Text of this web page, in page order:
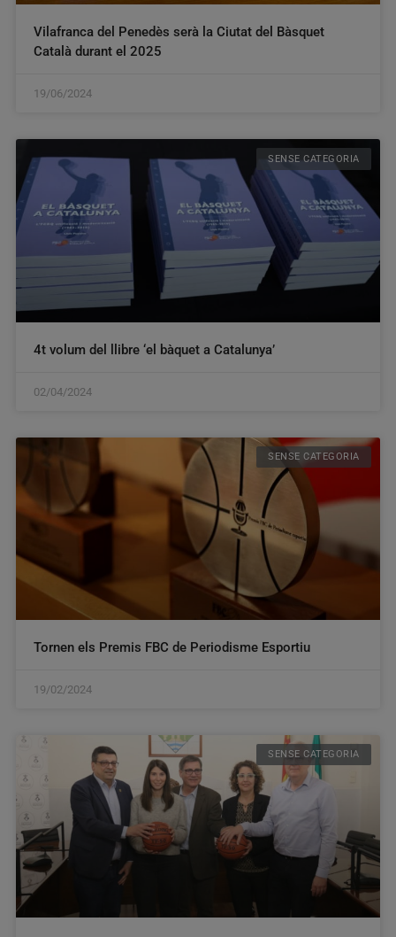
Vilafranca del Penedès serà la Ciutat del Bàsquet
Català durant el 2025
19/06/2024
SENSE CATEGORIA
4t volum del llibre ‘el bàquet a Catalunya’
02/04/2024
SENSE CATEGORIA
Tornen els Premis FBC de Periodisme Esportiu
19/02/2024
SENSE CATEGORIA